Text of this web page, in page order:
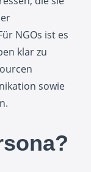
NGOs ist es
klar zu
sowie